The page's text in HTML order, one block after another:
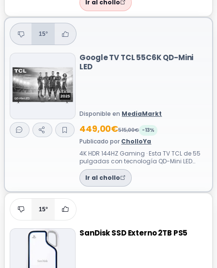
Ir al chollo
15°
Google TV TCL 55C6K QD-Mini
LED
Disponible en MediaMarkt
449,00€515,00€ -13%
Publicado por CholloYa
4K HDR 144HZ Gaming · Esta TV TCL de 55
pulgadas con tecnología QD-Mini LED
ofrece un contraste y brillo excepcionale...
Ir al chollo
15°
SanDisk SSD Externo 2TB PS5